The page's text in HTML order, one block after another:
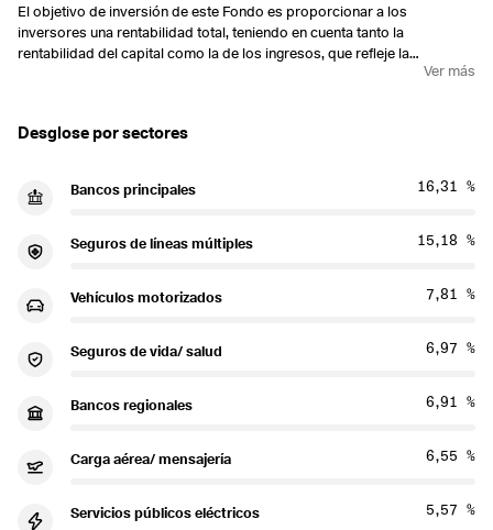
Desglose por sectores
Bancos principales 16,31 %
Seguros de líneas múltiples 15,18 %
Vehículos motorizados 7,81 %
Seguros de vida/ salud 6,97 %
Bancos regionales 6,91 %
Carga aérea/ mensajería 6,55 %
Servicios públicos eléctricos 5,57 %
El objetivo de inversión de este Fondo es proporcionar a los
inversores una rentabilidad total, teniendo en cuenta tanto la
rentabilidad del capital como la de los ingresos, que refleje la
Ver más